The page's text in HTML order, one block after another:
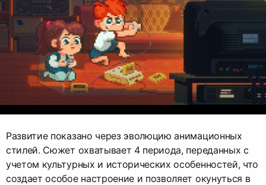
Развитие показано через эволюцию анимационных
стилей. Сюжет охватывает 4 периода, переданных с
учетом культурных и исторических особенностей, что
создает особое настроение и позволяет окунуться в